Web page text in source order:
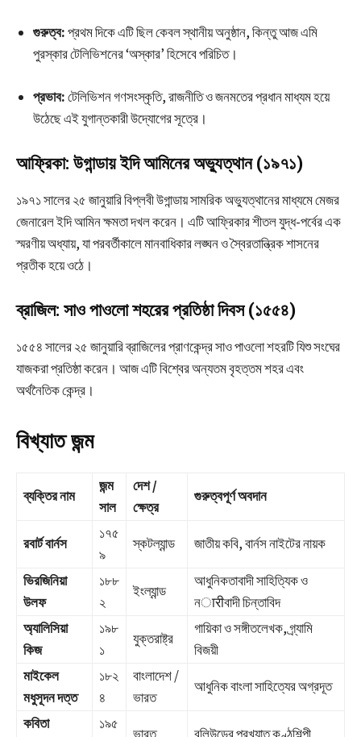
গুরুত্ব:প্রথম দিকে এটি ছিল কেবল স্থানীয় অনুষ্ঠান, কিন্তু আজ এমি
পুরস্কার টেলিভিশনের ‘অস্কার’ হিসেবে পরিচিত।
প্রভাব:টেলিভিশন গণসংস্কৃতি, রাজনীতি ও জনমতের প্রধান মাধ্যম হয়ে
উঠেছে এই যুগান্তকারী উদ্যোগের সূত্রে।
আফ্রিকা: উগান্ডায় ইদি আমিনের অভ্যুত্থান (১৯৭১)
১৯৭১ সালের ২৫ জানুয়ারি বিপ্লবী উগান্ডায় সামরিক অভ্যুত্থানের মাধ্যমে মেজর
জেনারেল ইদি আমিন ক্ষমতা দখল করেন। এটি আফ্রিকার শীতল যুদ্ধ-পর্বের এক
স্মরণীয় অধ্যায়, যা পরবর্তীকালে মানবাধিকার লঙ্ঘন ও স্বৈরতান্ত্রিক শাসনের
প্রতীক হয়ে ওঠে।
ব্রাজিল: সাও পাওলো শহরের প্রতিষ্ঠা দিবস (১৫৫৪)
১৫৫৪ সালের ২৫ জানুয়ারি ব্রাজিলের প্রাণকেন্দ্র সাও পাওলো শহরটি যিশু সংঘের
যাজকরা প্রতিষ্ঠা করেন। আজ এটি বিশ্বের অন্যতম বৃহত্তম শহর এবং
অর্থনৈতিক কেন্দ্র।
বিখ্যাত জন্ম
ব্যক্তির নাম
জন্ম
সাল
দেশ /
ক্ষেত্র
গুরুত্বপূর্ণ অবদান
রবার্ট বার্নস
১৭৫
৯
স্কটল্যান্ড জাতীয় কবি, বার্নস নাইটের নায়ক
ভিরজিনিয়া
উলফ
১৮৮
২
ইংল্যান্ড
আধুনিকতাবাদী সাহিত্যিক ও
নारीবাদী চিন্তাবিদ
অ্যালিসিয়া
কিজ
১৯৮
১
যুক্তরাষ্ট্র
গায়িকা ও সঙ্গীতলেখক, গ্র্যামি
বিজয়ী
মাইকেল
মধুসূদন দত্ত
১৮২
৪
বাংলাদেশ /
ভারত
আধুনিক বাংলা সাহিত্যের অগ্রদূত
কবিতা
১৯৫